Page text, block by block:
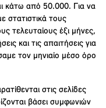
κάτω από 50.000. Για να
στατιστικά τους
τελευταίους έξι μήνες,
και τις απαιτήσεις για
τον μηνιαίο μέσο όρο
στις σελίδες
βάσει συμφωνιών